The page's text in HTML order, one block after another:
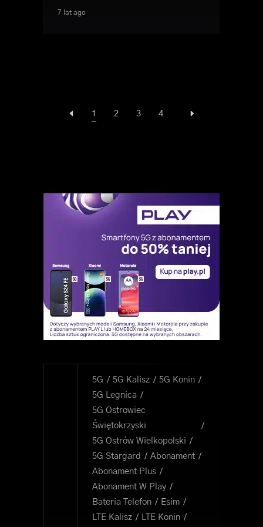
7 lat ago
1 2 3 4
5G 5G Kalisz
5G Konin
5G Legnica
5G Ostrowiec
Świętokrzyski
5G Ostrów Wielkopolski
5G Stargard
Abonament
Abonament Plus
Abonament W Play
Bateria Telefon
Esim
LTE Kalisz
LTE Konin